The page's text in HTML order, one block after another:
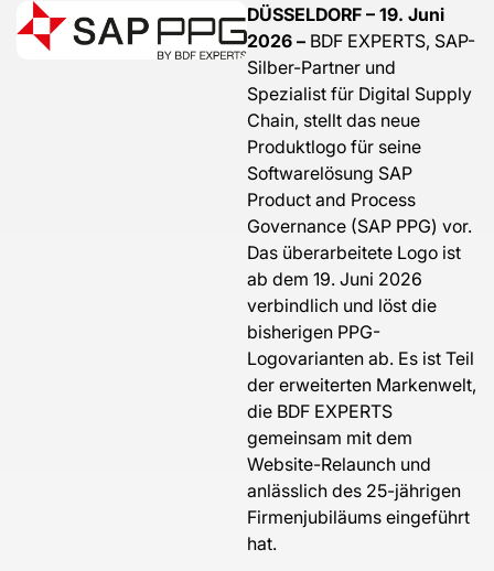
DÜSSELDORF – 19. Juni
2026 – BDF EXPERTS, SAP-
Silber-Partner und
Spezialist für Digital Supply
Chain, stellt das neue
Produktlogo für seine
Softwarelösung SAP
Product and Process
Governance (SAP PPG) vor.
Das überarbeitete Logo ist
ab dem 19. Juni 2026
verbindlich und löst die
bisherigen PPG-
Logovarianten ab. Es ist Teil
der erweiterten Markenwelt,
die BDF EXPERTS
gemeinsam mit dem
Website-Relaunch und
anlässlich des 25-jährigen
Firmenjubiläums eingeführt
hat.